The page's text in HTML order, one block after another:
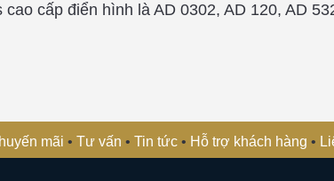
cao cấp điển hình là AD 0302, AD 120, AD
mãi • Tư vấn • Tin tức • Hỗ trợ khách hàng •